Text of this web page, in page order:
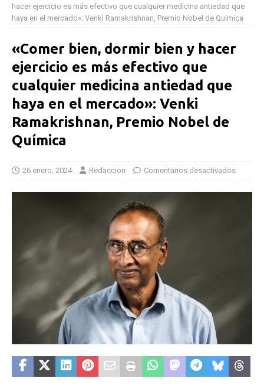
hacer ejercicio es más efectivo que cualquier medicina antiedad que
haya en el mercado»: Venki Ramakrishnan, Premio Nobel de Química
«Comer bien, dormir bien y hacer
ejercicio es más efectivo que
cualquier medicina antiedad que
haya en el mercado»: Venki
Ramakrishnan, Premio Nobel de
Química
26 enero, 2024 Redaccion Comentarios desactivados